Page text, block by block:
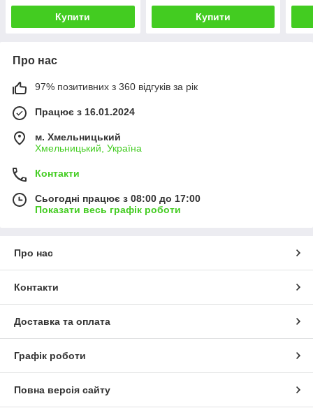
Купити Купити
Про нас
97% позитивних з 360 відгуків за рік
Працює з 16.01.2024
м. Хмельницький
Хмельницький, Україна
Контакти
Сьогодні працює з 08:00 до 17:00
Показати весь графік роботи
Про нас
Контакти
Доставка та оплата
Графік роботи
Повна версія сайту